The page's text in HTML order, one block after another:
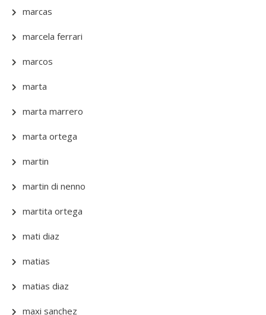
marcas
marcela ferrari
marcos
marta
marta marrero
marta ortega
martin
martin di nenno
martita ortega
mati diaz
matias
matias diaz
maxi sanchez